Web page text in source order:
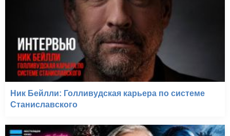
Ник Бейлли: Голливудская карьера по системе
Станиславского